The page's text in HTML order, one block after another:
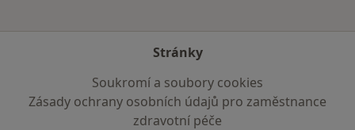
Stránky
Soukromí a soubory cookies
Zásady ochrany osobních údajů pro zaměstnance
zdravotní péče